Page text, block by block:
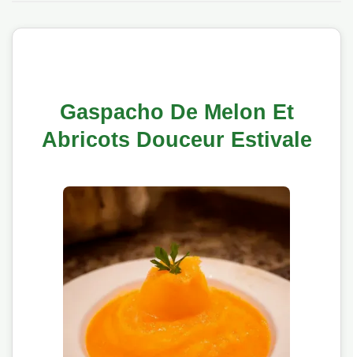
Gaspacho De Melon Et
Abricots Douceur Estivale